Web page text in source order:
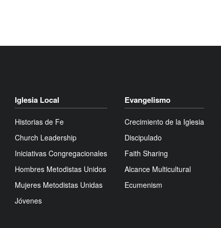
Iglesia Local
Historias de Fe
Church Leadership
Iniciativas Congregacionales
Hombres Metodistas Unidos
Mujeres Metodistas Unidas
Jóvenes
Evangelismo
Crecimiento de la Iglesia
Discipulado
Faith Sharing
Alcance Multicultural
Ecumenism